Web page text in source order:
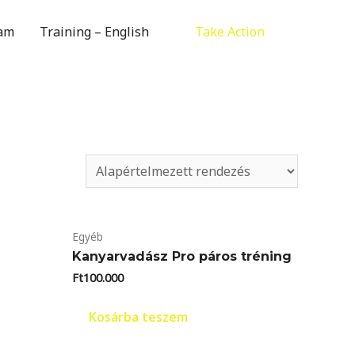
Training – English Take Action
Egyéb
Kanyarvadász Pro páros tréning
Ft100.000
Kosárba teszem